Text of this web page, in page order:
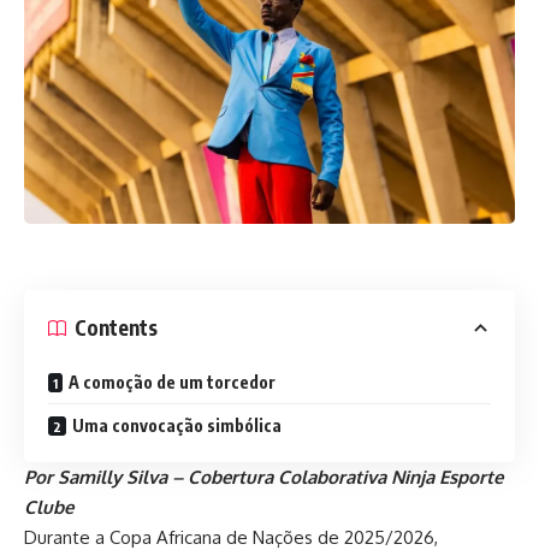
Contents
A comoção de um torcedor
Uma convocação simbólica
Por Samilly Silva – Cobertura Colaborativa Ninja Esporte
Clube
Durante a Copa Africana de Nações de 2025/2026,